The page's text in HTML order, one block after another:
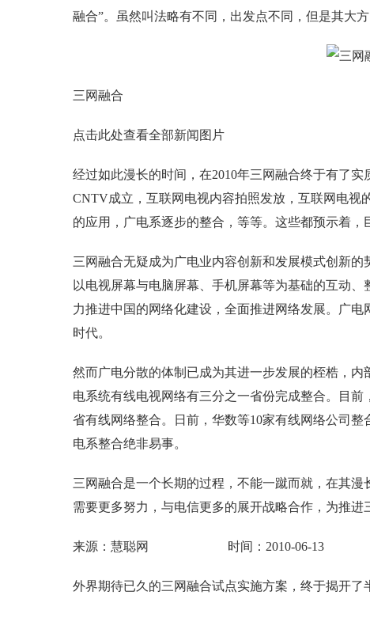
融合”。虽然叫法略有不同，出发点不同，但是其大方
三网融合
点击此处查看全部新闻图片
经过如此漫长的时间，在2010年三网融合终于有了
CNTV成立，互联网电视内容拍照发放，互联网电视
的应用，广电系逐步的整合，等等。这些都预示着，
三网融合无疑成为广电业内容创新和发展模式创新
以电视屏幕与电脑屏幕、手机屏幕等为基础的互动
力推进中国的网络化建设，全面推进网络发展。广
时代。
然而广电分散的体制已成为其进一步发展的桎梏，
电系统有线电视网络有三分之一省份完成整合。目
省有线网络整合。日前，华数等10家有线网络公司
电系整合绝非易事。
三网融合是一个长期的过程，不能一蹴而就，在其
需要更多努力，与电信更多的展开战略合作，为推进
来源：慧聪网 时间：2010-06-13
外界期待已久的三网融合试点实施方案，终于揭开了